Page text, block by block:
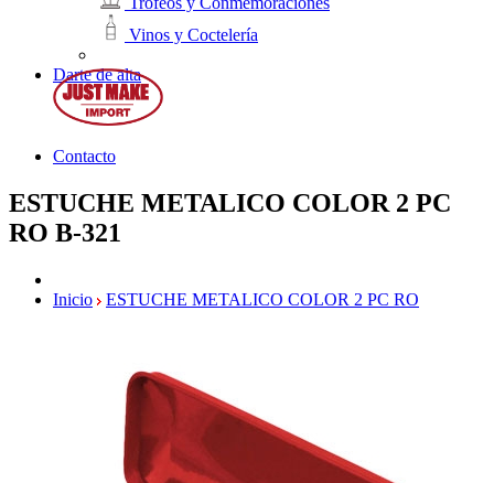
Vinos y Coctelería
Darte de alta
Contacto
ESTUCHE METALICO COLOR 2 PC
RO B-321
Inicio ESTUCHE METALICO COLOR 2 PC RO